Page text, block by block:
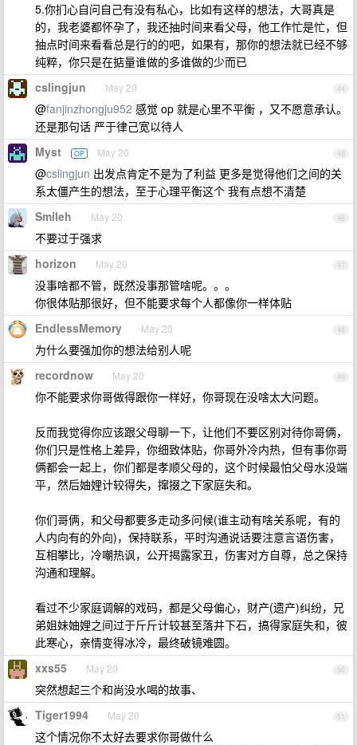
5.你扪心自问自己有没有私心，比如有这样的想法，大哥真是
的，我老婆都怀孕了，我还抽时间来看父母，他工作忙是忙，但
抽点时间来看看总是行的的吧，如果有，那你的想法就已经不够
纯粹，你只是在掂量谁做的多谁做的少而已
44
cslingjun May 20
@fanjinzhongju952 感觉 op 就是心里不平衡 ，又不愿意承认。
还是那句话 严于律己宽以待人
45
Myst OP May 20
@cslingjun 出发点肯定不是为了利益 更多是觉得他们之间的关
系太僵产生的想法，至于心理平衡这个 我有点想不清楚
46
Smileh May 20
不要过于强求
47
horizon May 20
没事啥都不管，既然没事那管啥呢。。。
你很体贴那很好，但不能要求每个人都像你一样体贴
48
EndlessMemory May 20
为什么要强加你的想法给别人呢
49
recordnow May 20
你不能要求你哥做得跟你一样好，你哥现在没啥太大问题。
反而我觉得你应该跟父母聊一下，让他们不要区别对待你哥俩，
你们只是性格上差异，你细致体贴，你哥外冷内热，但有事你哥
俩都会一起上，你们都是孝顺父母的，这个时候最怕父母水没端
平，然后妯娌计较得失，撺掇之下家庭失和。
你们哥俩，和父母都要多走动多问候(谁主动有啥关系呢，有的
人内向有的外向)，保持联系，平时沟通说话要注意言语伤害，
互相攀比，冷嘲热讽，公开揭露家丑，伤害对方自尊，总之保持
沟通和理解。
看过不少家庭调解的戏码，都是父母偏心，财产(遗产)纠纷，兄
弟姐妹妯娌之间过于斤斤计较甚至落井下石，搞得家庭失和，彼
此寒心，亲情变得冰冷，最终破镜难圆。
50
xxs55 May 20
突然想起三个和尚没水喝的故事、
51
Tiger1994 May 20
这个情况你不太好去要求你哥做什么